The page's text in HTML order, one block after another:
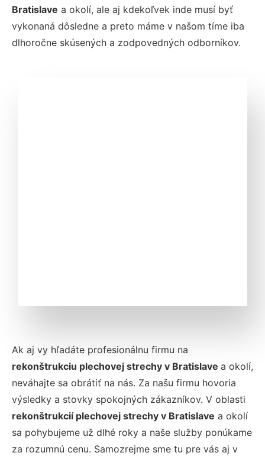
Bratislave a okolí, ale aj kdekoľvek inde musí byť
vykonaná dôsledne a preto máme v našom tíme iba
dlhoročne skúsených a zodpovedných odborníkov.
Ak aj vy hľadáte profesionálnu firmu na
rekonštrukciu plechovej strechy v Bratislave a okolí,
neváhajte sa obrátiť na nás. Za našu firmu hovoria
výsledky a stovky spokojných zákazníkov. V oblasti
rekonštrukcií plechovej strechy v Bratislave a okolí
sa pohybujeme už dlhé roky a naše služby ponúkame
za rozumnú cenu. Samozrejme sme tu pre vás aj v